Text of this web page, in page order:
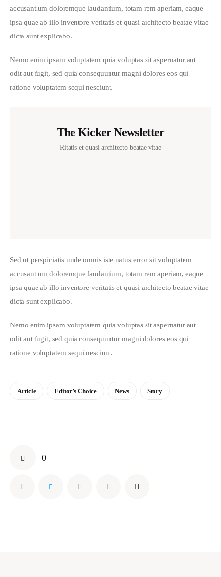
accusantium doloremque laudantium, totam rem aperiam, eaque
ipsa quae ab illo inventore veritatis et quasi architecto beatae vitae
dicta sunt explicabo.
Nemo enim ipsam voluptatem quia voluptas sit aspernatur aut
odit aut fugit, sed quia consequuntur magni dolores eos qui
ratione voluptatem sequi nesciunt.
The Kicker Newsletter
Ritatis et quasi architecto beatae vitae
Sed ut perspiciatis unde omnis iste natus error sit voluptatem
accusantium doloremque laudantium, totam rem aperiam, eaque
ipsa quae ab illo inventore veritatis et quasi architecto beatae vitae
dicta sunt explicabo.
Nemo enim ipsam voluptatem quia voluptas sit aspernatur aut
odit aut fugit, sed quia consequuntur magni dolores eos qui
ratione voluptatem sequi nesciunt.
Article Editor’s Choice News Story
0